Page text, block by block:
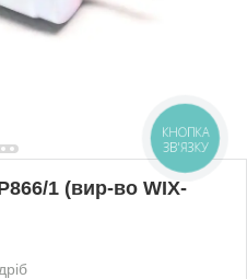
1 (вир-во WIX-
КНОПКА
ЗВ'ЯЗКУ